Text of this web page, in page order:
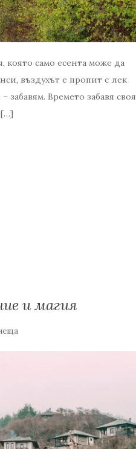
която само есента може да
въздухът е пропит с лек
забавям. Времето забавя своя
[…]
и магия